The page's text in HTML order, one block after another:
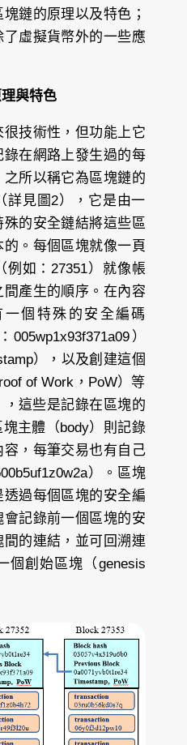
鏈的原理以及特色；
虛擬貨幣外的一些應
與特色
技術性，但功能上它
在網路上發生過的每
所以稱它為區塊鏈的
詳見圖2），它是由一
的安全鏈結將這些區
。每個區塊就像一頁
例如：27351）就像帳
產生的順序。在內容
個特殊的安全編碼
）
），以及創建這個
of Work，PoW）等
這些是記錄在區塊的
主體（body）則記錄
，每筆交易也有自己
）。區塊
過每個區塊的安全編
記錄前一個區塊的安
的連結，並可回溯連
個創始區塊（genesis